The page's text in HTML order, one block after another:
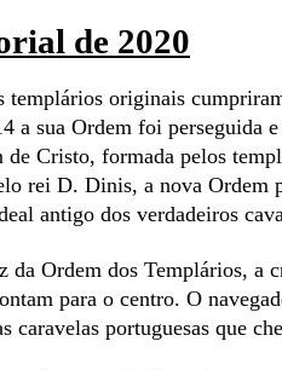
de 2020
templários originais
a sua Ordem foi perseguida
de Cristo, formada pelos
rei D. Dinis, a nova Ordem
antigo dos verdadeiros
da Ordem dos Templários,
para o centro. O
caravelas portuguesas que